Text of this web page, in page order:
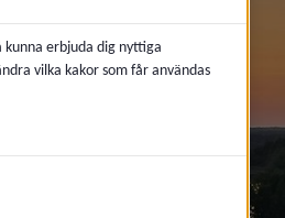
erbjuda dig nyttiga
vilka kakor som får användas